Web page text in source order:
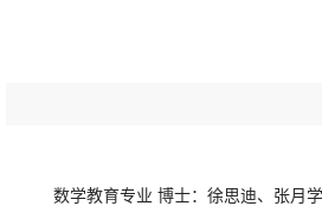
数学教育专业 博士：徐思迪、张月